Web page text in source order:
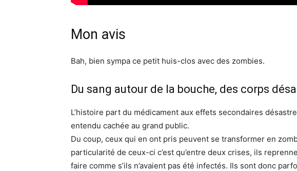
Mon avis
Bah, bien sympa ce petit huis-clos avec des zombies.
Du sang autour de la bouche, des corps
L’histoire part du médicament aux effets secondaires
entendu cachée au grand public.
Du coup, ceux qui en ont pris peuvent se transformer en
particularité de ceux-ci c’est qu’entre deux crises, ils
faire comme s’ils n’avaient pas été infectés. Ils sont donc